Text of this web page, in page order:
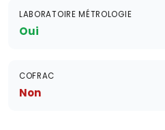
LABORATOIRE MÉTROLOGIE
Oui
COFRAC
Non